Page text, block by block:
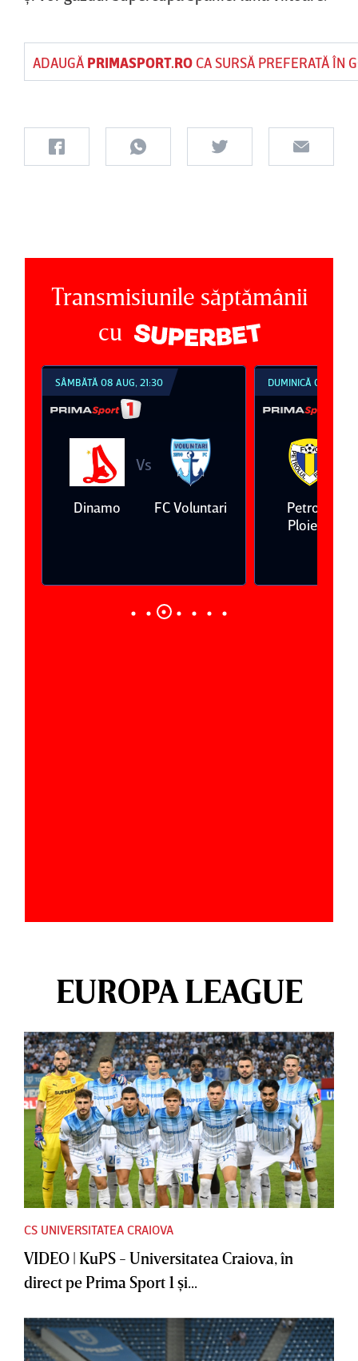
ADAUGĂ PRIMASPORT.ROCA SURSĂ PREFERATĂ ÎN
Transmisiunile săptămânii
cu
SÂMBĂTĂ 08 AUG, 21:30
Dinamo
Vs
FC Voluntari
DUMINICĂ 09 AUG,
Petrolul
Ploieşti
EUROPA LEAGUE
CS UNIVERSITATEA CRAIOVA
VIDEO | KuPS - Universitatea Craiova, în
direct pe Prima Sport 1 şi...